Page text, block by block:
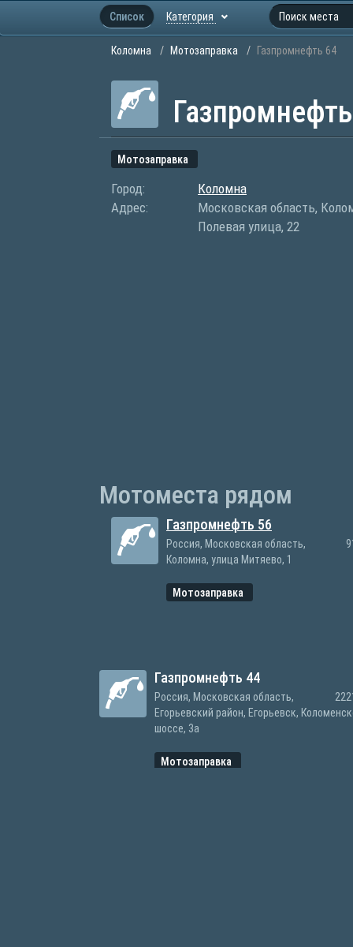
Список Категория
Коломна Мотозаправка Газпромнефть 64
Мотозаправка
Город:
Коломна
Адрес:
Московская область,
Полевая улица, 22
Мотоместа рядом
Газпромнефть 56
Россия, Московская область,
Коломна, улица Митяево, 1
Мотозаправка
Газпромнефть 44
Россия, Московская область,
Егорьевский район, Егорьевск,
шоссе, 3а
Мотозаправка